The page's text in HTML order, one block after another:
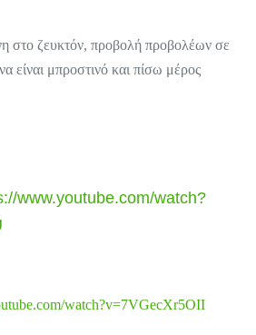
στο ζευκτόν, προβολή προβολέων σε
είναι μπροστινό και πίσω μέρος
www.youtube.com/watch?
watch?v=7VGecXr5OII